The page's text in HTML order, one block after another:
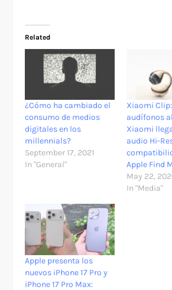
Related
¿Cómo ha cambiado el
consumo de medios
digitales en los
millennials?
September 17, 2021
In "General"
Xiaomi
audífonos
Xiaomi
audio Hi-
Apple Find
May 22,
In "Media"
Apple presenta los
nuevos iPhone 17 Pro y
iPhone 17 Pro Max: